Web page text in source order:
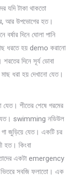
যদি টাকা থাকতো
আর উপভোগের হত।
দিনে ঘোলা পানি
ধরতে হয় demo করানো
দিনে সূর্য ডোবা
ধরা হয় দেখানো যেত।
যেত। শীতের শেষে গরমের
যেত। swimming নডিউল
গা জুড়িয়ে যেত। একটি চর
হত। কিংবা
একটা emergency
ভিতরে সবজি ফলাতো। এক